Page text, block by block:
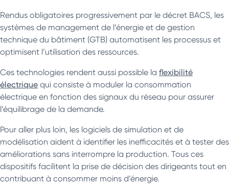
Rendus obligatoires progressivement par le décret BACS, les
systèmes de management de l’énergie et de gestion
technique du bâtiment (GTB) automatisent les processus et
optimisent l’utilisation des ressources.
Ces technologies rendent aussi possible la flexibilité
électrique qui consiste à moduler la consommation
électrique en fonction des signaux du réseau pour assurer
l’équilibrage de la demande.
Pour aller plus loin, les logiciels de simulation et de
modélisation aident à identifier les inefficacités et à tester des
améliorations sans interrompre la production. Tous ces
dispositifs facilitent la prise de décision des dirigeants tout en
contribuant à consommer moins d’énergie.